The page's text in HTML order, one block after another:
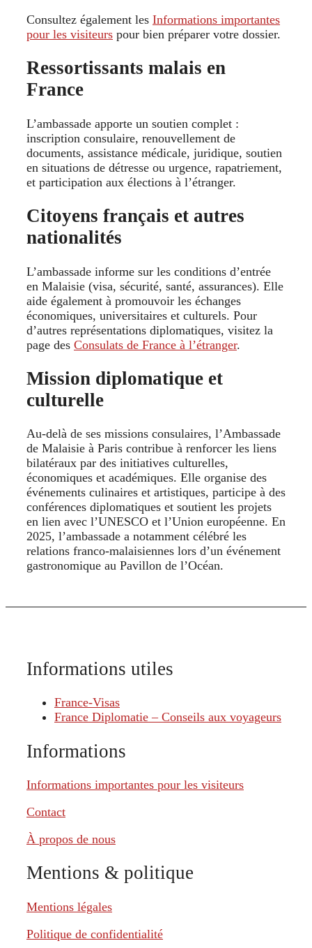
Consultez également les Informations importantes
pour les visiteurs pour bien préparer votre dossier.
Ressortissants malais en
France
L’ambassade apporte un soutien complet :
inscription consulaire, renouvellement de
documents, assistance médicale, juridique, soutien
en situations de détresse ou urgence, rapatriement,
et participation aux élections à l’étranger.
Citoyens français et autres
nationalités
L’ambassade informe sur les conditions d’entrée
en Malaisie (visa, sécurité, santé, assurances). Elle
aide également à promouvoir les échanges
économiques, universitaires et culturels. Pour
d’autres représentations diplomatiques, visitez la
page des Consulats de France à l’étranger.
Mission diplomatique et
culturelle
Au-delà de ses missions consulaires, l’Ambassade
de Malaisie à Paris contribue à renforcer les liens
bilatéraux par des initiatives culturelles,
économiques et académiques. Elle organise des
événements culinaires et artistiques, participe à des
conférences diplomatiques et soutient les projets
en lien avec l’UNESCO et l’Union européenne. En
2025, l’ambassade a notamment célébré les
relations franco‑malaisiennes lors d’un événement
gastronomique au Pavillon de l’Océan.
Informations utiles
France-Visas
France Diplomatie – Conseils aux voyageurs
Informations
Informations importantes pour les visiteurs
Contact
À propos de nous
Mentions & politique
Mentions légales
Politique de confidentialité